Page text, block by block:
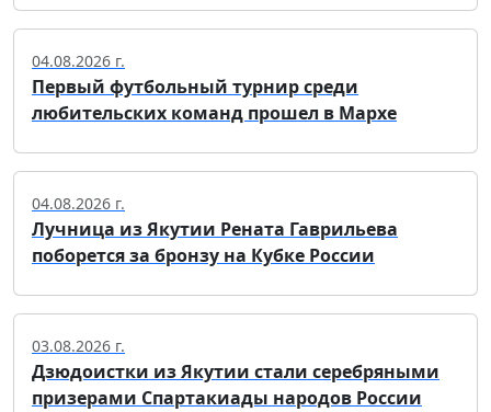
04.08.2026 г.
Первый футбольный турнир среди
любительских команд прошел в Мархе
04.08.2026 г.
Лучница из Якутии Рената Гаврильева
поборется за бронзу на Кубке России
03.08.2026 г.
Дзюдоистки из Якутии стали серебряными
призерами Спартакиады народов России